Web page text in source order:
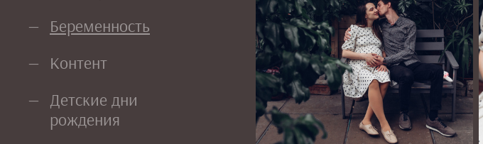
Беременность
Контент
Детские дни
рождения